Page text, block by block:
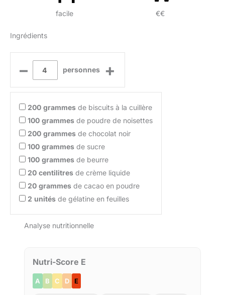
facile €€
Ingrédients
– personnes +
200 grammes de biscuits à la cuillère
100 grammes de poudre de noisettes
200 grammes de chocolat noir
100 grammes de sucre
100 grammes de beurre
20 centilitres de crème liquide
20 grammes de cacao en poudre
2 unités de gélatine en feuilles
Analyse nutritionnelle
Nutri-Score E
A B C D E